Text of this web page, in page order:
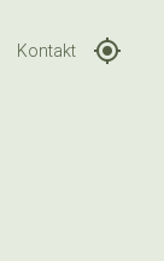
Kontakt gps_fixed